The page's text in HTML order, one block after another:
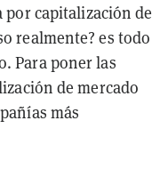
capitalización de
realmente? es todo
Para poner las
de mercado
más